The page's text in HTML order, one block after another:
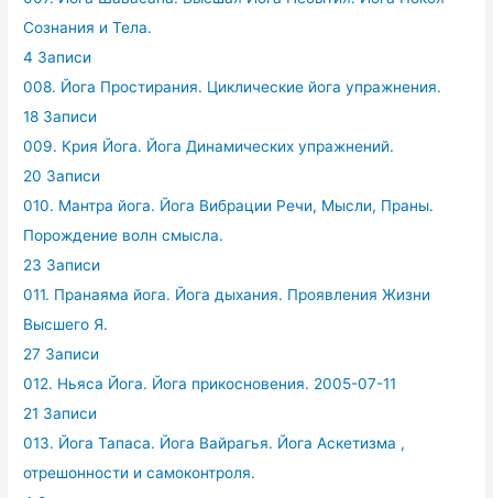
Сознания и Тела.
4 Записи
008. Йога Простирания. Циклические йога упражнения.
18 Записи
009. Крия Йога. Йога Динамических упражнений.
20 Записи
010. Мантра йога. Йога Вибрации Речи, Мысли, Праны.
Порождение волн смысла.
23 Записи
011. Пранаяма йога. Йога дыхания. Проявления Жизни
Высшего Я.
27 Записи
012. Ньяса Йога. Йога прикосновения. 2005-07-11
21 Записи
013. Йога Тапаса. Йога Вайрагья. Йога Аскетизма ,
отрешонности и самоконтроля.